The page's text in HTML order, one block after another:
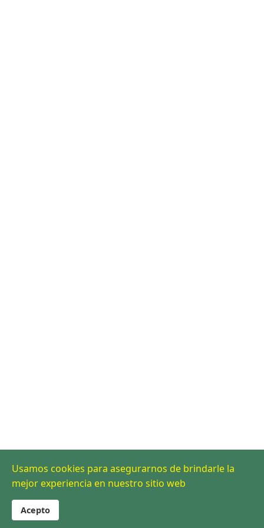
Usamos cookies para asegurarnos de brindarle la
mejor experiencia en nuestro sitio web
Acepto